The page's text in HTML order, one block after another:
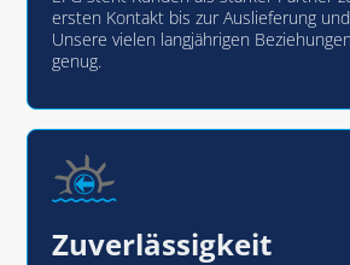
ersten Kontakt bis zur Auslieferung
Unsere vielen langjährigen
genug.
Zuverlässigkeit